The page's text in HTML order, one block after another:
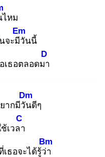
ไหม
จะมีวั
Em
นนี้
เธอตลอดมา
D
ากมีวัน
Dm
ดีๆ
เวลา
C
ธอจะได้รู้ว่า
Bm